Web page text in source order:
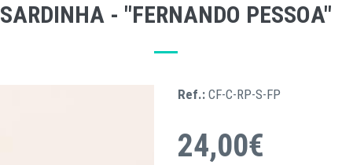
SARDINHA - "FERNANDO PESSOA"
Ref.: CF-C-RP-S-FP
24,00€